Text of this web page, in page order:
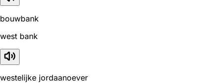
bouwbank
west bank
westelijke jordaanoever